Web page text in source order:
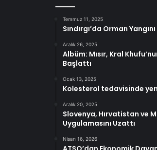
Temmuz 11, 2025
Sındırgı’da Orman
Aralık 26, 2025
Albüm: Mısır, Kral
Başlattı
Ocak 13, 2025
Kolesterol tedavisinde
Aralık 20, 2025
Slovenya, Hırvatistan ve
Uygulamasını Uzattı
Nisan 16, 2026